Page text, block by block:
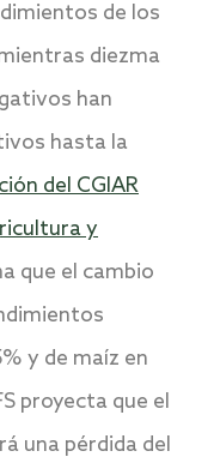
de los
diezma
han
hasta la
del CGIAR
y
que el cambio
y de maíz en
proyecta que el
una pérdida del